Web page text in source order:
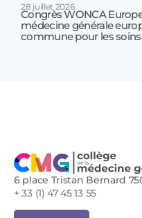
28 juillet 2026
Congrès WONCA
médecine générale
commune pour les
6 place Tristan Bernard
+ 33 (1) 47 45 13 55